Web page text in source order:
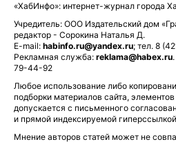
«ХабИнфо»: интернет-журнал города
Учредитель: ООО Издательский дом
редактор - Сорокина Наталья Д.
E-mail: habinfo.ru@yandex.ru; тел. 8
Рекламная служба: reklama@habex.ru
79-44-92
Любое использование либо
подборки материалов сайта,
допускается с письменного
и прямой индексируемой
Мнение авторов статей может не